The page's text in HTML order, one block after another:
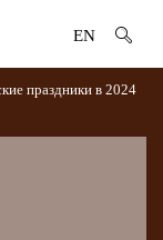
EN
праздники в 2024